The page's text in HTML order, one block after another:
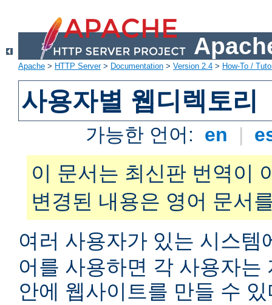
Apache > HTTP Server> Documentation > Version 2.4 > How-To /
사용자별 웹디렉토리
가능한 언어: en |
이 문서는 최신판 번역이
변경된 내용은 영어 문서
여러 사용자가 있는 시스템
어를 사용하면 각 사용자는
안에 웹사이트를 만들 수